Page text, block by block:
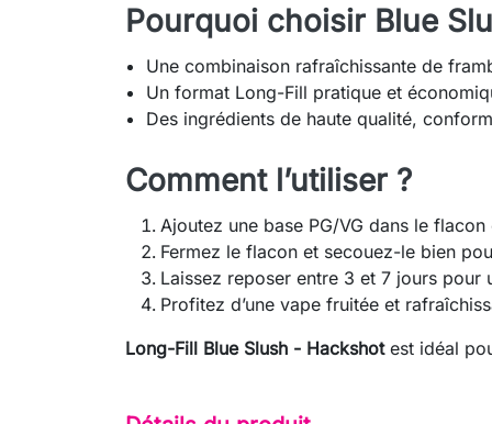
Pourquoi choisir Blue
Une combinaison rafraîchissante de
Un format Long-Fill pratique et
Des ingrédients de haute qualité,
Comment l’utiliser ?
Ajoutez une base PG/VG dans le
Fermez le flacon et secouez-le bien
Laissez reposer entre 3 et 7 jours pour
Profitez d’une vape fruitée et
Long-Fill Blue Slush - Hackshotest idéal